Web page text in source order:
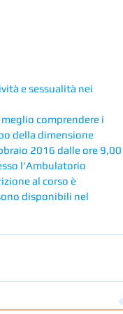
e sessualità nei
comprendere i
della dimensione
2016 dalle ore 9,00
l'Ambulatorio
al corso è
disponibili nel